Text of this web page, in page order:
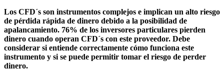
Los CFD´s son instrumentos complejos e implican un alto riesgo
de pérdida rápida de dinero debido a la posibilidad de
apalancamiento. 76% de los inversores particulares pierden
dinero cuando operan CFD´s con este proveedor. Debe
considerar si entiende correctamente cómo funciona este
instrumento y si se puede permitir tomar el riesgo de perder
dinero.